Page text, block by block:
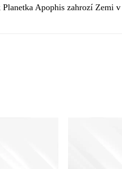
Planetka Apophis zahrozí Zemi